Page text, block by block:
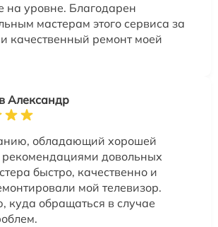
на уровне. Благодарен
мастерам этого сервиса за
качественный ремонт моей
Александр
обладающий хорошей
рекомендациями довольных
быстро, качественно и
мой телевизор.
куда обращаться в случае